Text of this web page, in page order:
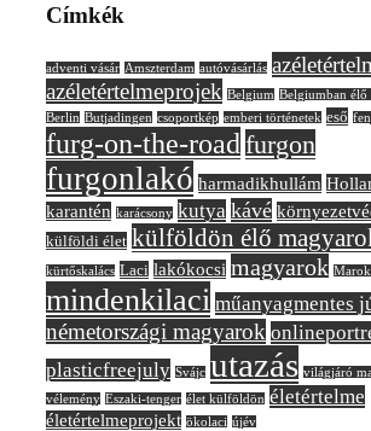
Címkék
adventi vásár Amszterdam autóvásárlás
azéletértelmeprojek Belgium Belgiumban élő
Berlin Butjadingen csoportkép emberi történetek eső
furg-on-the-road furgon
furgonlakó harmadikhullám
karantén karácsony kutya kávé
külföldi élet külföldön élő
kürtőskalács Laci lakókocsi magyarok
mindenkilaci műanyagmentes
németországi magyarok
plasticfreejuly Svájc utazás világjáró
vélemény Északi-tenger élet külföldön életértelme
életértelmeprojekt ökolaci újév